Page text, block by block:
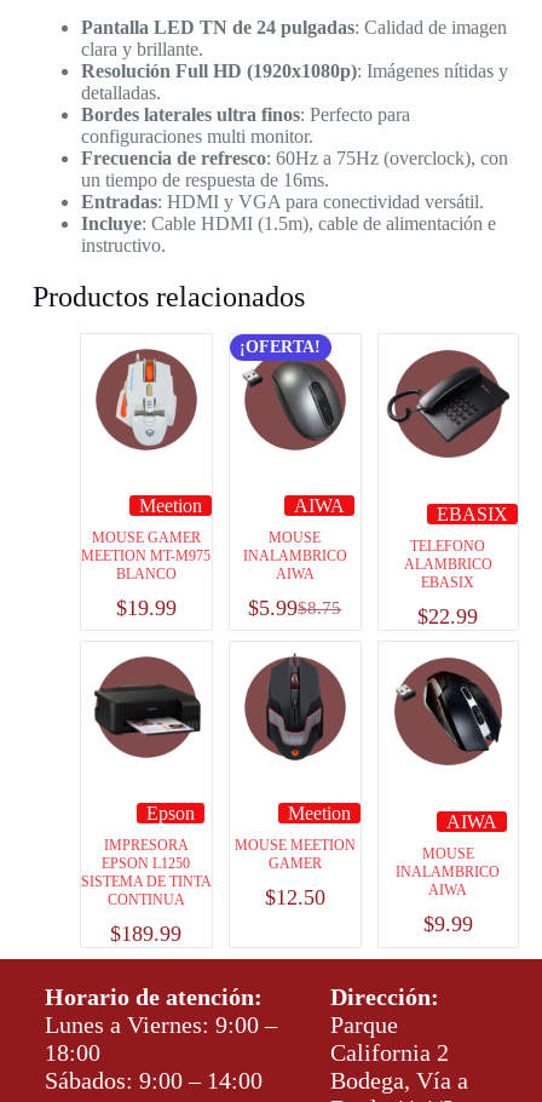
Pantalla LED TN de 24 pulgadas: Calidad de imagen
clara y brillante.
Resolución Full HD (1920x1080p): Imágenes nítidas y
detalladas.
Bordes laterales ultra finos: Perfecto para
configuraciones multi monitor.
Frecuencia de refresco: 60Hz a 75Hz (overclock), con
un tiempo de respuesta de 16ms.
Entradas: HDMI y VGA para conectividad versátil.
Incluye: Cable HDMI (1.5m), cable de alimentación e
instructivo.
Productos relacionados
Meetion
MOUSE GAMER
MEETION MT-M975
BLANCO
$19.99
¡OFERTA!
AIWA
MOUSE
INALAMBRICO
AIWA
$8.75
$5.99
EBASIX
TELEFONO
ALAMBRICO
EBASIX
$22.99
Epson
IMPRESORA
EPSON L1250
SISTEMA DE TINTA
CONTINUA
$189.99
Meetion
MOUSE MEETION
GAMER
$12.50
AIWA
MOUSE
INALAMBRICO
AIWA
$9.99
Horario de atención:
Lunes a Viernes: 9:00 –
18:00
Sábados: 9:00 – 14:00
Dirección:
Parque
California 2
Bodega, Vía a